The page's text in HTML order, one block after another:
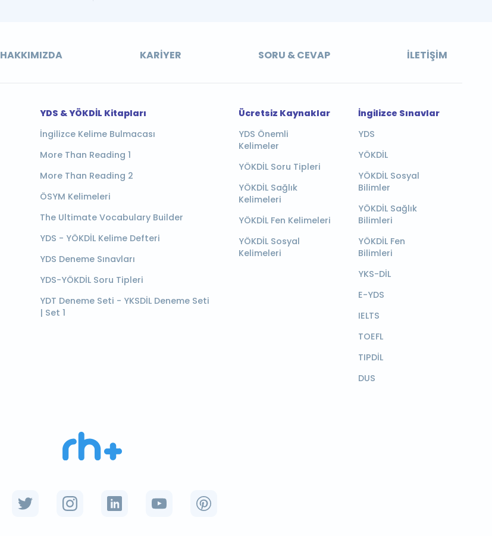
HAKKIMIZDA KARIYER SORU & CEVAP İLETIŞIM
YDS & YÖKDİL Kitapları
İngilizce Kelime Bulmacası
More Than Reading 1
More Than Reading 2
ÖSYM Kelimeleri
The Ultimate Vocabulary Builder
YDS - YÖKDİL Kelime Defteri
YDS Deneme Sınavları
YDS-YÖKDİL Soru Tipleri
YDT Deneme Seti - YKSDİL Deneme Seti
| Set 1
Ücretsiz Kaynaklar
YDS Önemli
Kelimeler
YÖKDİL Soru Tipleri
YÖKDİL Sağlık
Kelimeleri
YÖKDİL Fen Kelimeleri
YÖKDİL Sosyal
Kelimeleri
İngilizce Sınavlar
YDS
YÖKDİL
YÖKDİL Sosyal
Bilimler
YÖKDİL Sağlık
Bilimleri
YÖKDİL Fen
Bilimleri
YKS-DİL
E-YDS
IELTS
TOEFL
TIPDİL
DUS